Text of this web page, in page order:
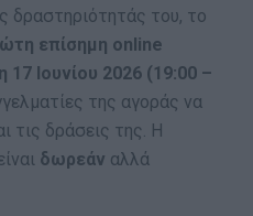
δραστηριότητάς του, το
επίσημη online
Ιουνίου 2026 (19:00 –
της αγοράς να
τις δράσεις της. Η
δωρεάν αλλά